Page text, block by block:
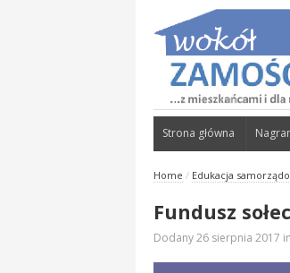
Strona główna
Home / Edukacja
Fundusz
Dodany26 sierpnia 2017 in